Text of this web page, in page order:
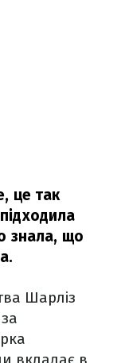
це так
знала, що
Шарліз